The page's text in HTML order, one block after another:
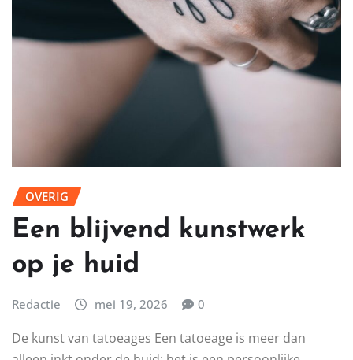
OVERIG
Een blijvend kunstwerk
op je huid
Redactie mei 19, 2026 0
De kunst van tatoeages Een tatoeage is meer dan